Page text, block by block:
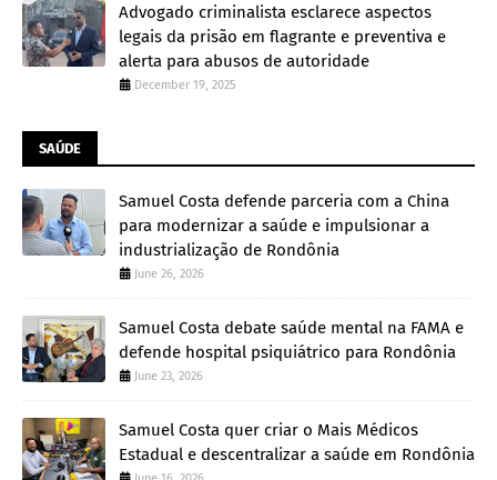
Advogado criminalista esclarece aspectos
legais da prisão em flagrante e preventiva e
alerta para abusos de autoridade
December 19, 2025
SAÚDE
Samuel Costa defende parceria com a China
para modernizar a saúde e impulsionar a
industrialização de Rondônia
June 26, 2026
Samuel Costa debate saúde mental na FAMA e
defende hospital psiquiátrico para Rondônia
June 23, 2026
Samuel Costa quer criar o Mais Médicos
Estadual e descentralizar a saúde em Rondônia